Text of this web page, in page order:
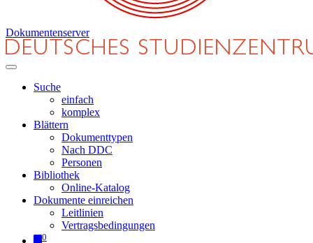
Dokumentenserver
Suche
einfach
komplex
Blättern
Dokumenttypen
Nach DDC
Personen
Bibliothek
Online-Katalog
Dokumente einreichen
Leitlinien
Vertragsbedingungen
0